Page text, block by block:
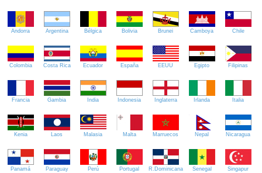
Andorra Argentina Bélgica Bolivia Brunei Camboya Chile
Colombia Costa Rica Ecuador España EEUU Egipto Filipinas
Francia Gambia India Indonesia Inglaterra Irlanda Italia
Kenia Laos Malasia Malta Marruecos Nepal Nicaragua
Panamá Paraguay Perú Portugal R.Dominicana Senegal Singapur